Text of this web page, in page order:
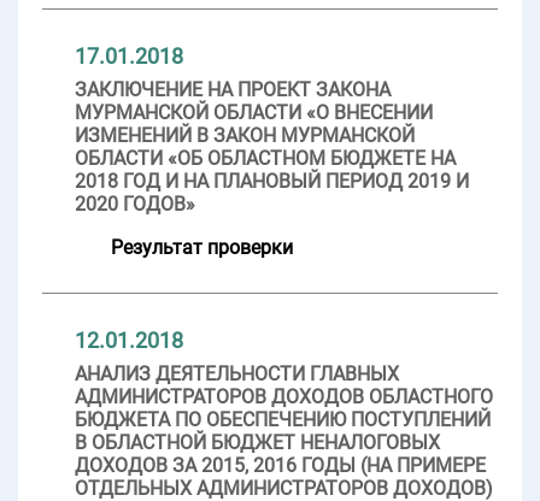
17.01.2018
ЗАКЛЮЧЕНИЕ НА ПРОЕКТ ЗАКОНА
МУРМАНСКОЙ ОБЛАСТИ «О ВНЕСЕНИИ
ИЗМЕНЕНИЙ В ЗАКОН МУРМАНСКОЙ
ОБЛАСТИ «ОБ ОБЛАСТНОМ БЮДЖЕТЕ НА
2018 ГОД И НА ПЛАНОВЫЙ ПЕРИОД 2019 И
2020 ГОДОВ»
Результат проверки
12.01.2018
АНАЛИЗ ДЕЯТЕЛЬНОСТИ ГЛАВНЫХ
АДМИНИСТРАТОРОВ ДОХОДОВ ОБЛАСТНОГО
БЮДЖЕТА ПО ОБЕСПЕЧЕНИЮ ПОСТУПЛЕНИЙ
В ОБЛАСТНОЙ БЮДЖЕТ НЕНАЛОГОВЫХ
ДОХОДОВ ЗА 2015, 2016 ГОДЫ (НА ПРИМЕРЕ
ОТДЕЛЬНЫХ АДМИНИСТРАТОРОВ ДОХОДОВ)